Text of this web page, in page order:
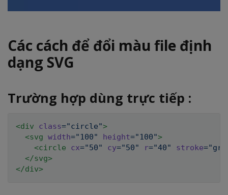
Các cách để đổi màu file định
dạng SVG
Trường hợp dùng trực tiếp :
<div class="circle">
<svg width=" 100" height=" 100">
<circle cx="50" cy="50" r="40" stroke="
</svg>
</div>